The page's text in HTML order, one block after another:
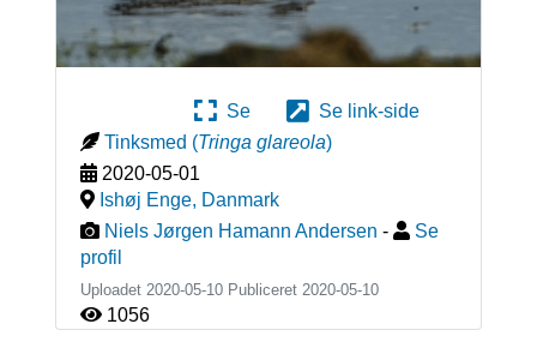
Se
Se link-side
Tinksmed (Tringa glareola)
2020-05-01
Ishøj Enge, Danmark
Niels Jørgen Hamann Andersen -
Se
profil
Uploadet 2020-05-10 Publiceret 2020-05-10
1056